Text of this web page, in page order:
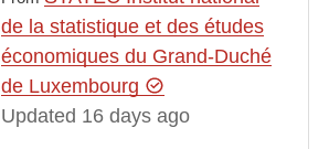
de la statistique et des études
économiques du Grand-Duché
de Luxembourg
Updated 16 days ago